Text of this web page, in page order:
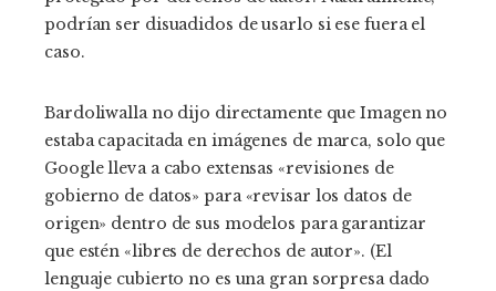
podrían ser disuadidos de usarlo si ese fuera el
caso.
Bardoliwalla no dijo directamente que Imagen no
estaba capacitada en imágenes de marca, solo que
Google lleva a cabo extensas «revisiones de
gobierno de datos» para «revisar los datos de
origen» dentro de sus modelos para garantizar
que estén «libres de derechos de autor». (El
lenguaje cubierto no es una gran sorpresa dado